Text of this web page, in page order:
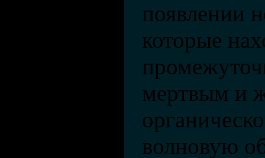
появлении
которые
мертвым и
волновую